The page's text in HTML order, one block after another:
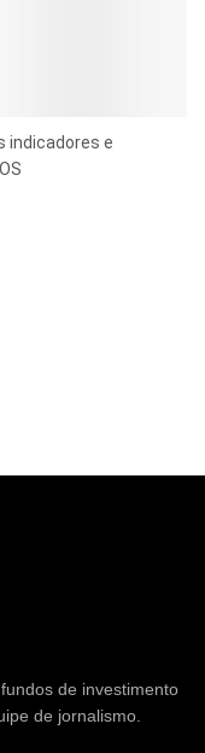
indicadores e
de investimento
de jornalismo.